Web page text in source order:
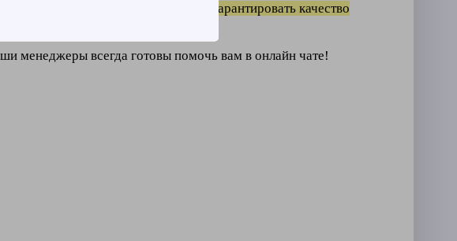
"ЛидерТекс" что позволяет нам гарантировать качество
менеджеры всегда готовы помочь вам в онлайн чате!